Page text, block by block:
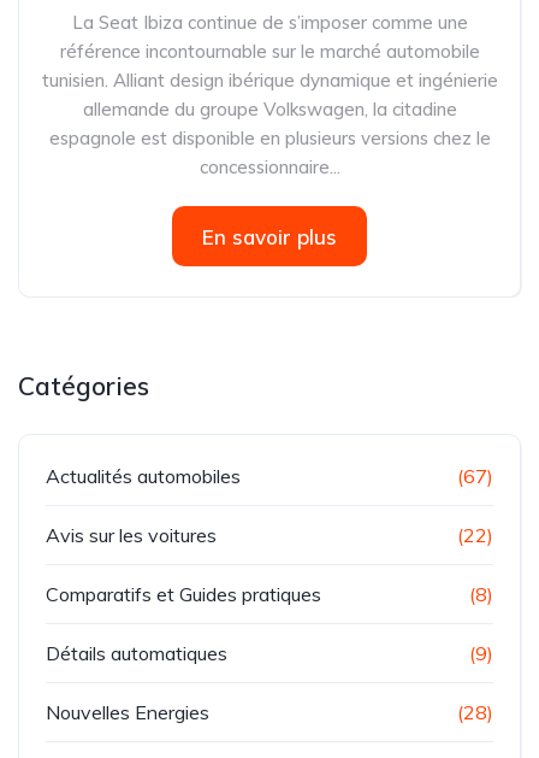
La Seat Ibiza continue de s’imposer comme une
référence incontournable sur le marché automobile
tunisien. Alliant design ibérique dynamique et ingénierie
allemande du groupe Volkswagen, la citadine
espagnole est disponible en plusieurs versions chez le
concessionnaire...
En savoir plus
Catégories
Actualités automobiles (67)
Avis sur les voitures (22)
Comparatifs et Guides pratiques (8)
Détails automatiques (9)
Nouvelles Energies (28)